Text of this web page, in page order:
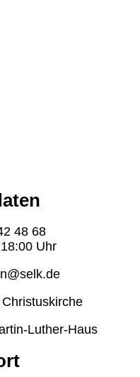
48 68
Uhr
Christuskirche
Luther-Haus